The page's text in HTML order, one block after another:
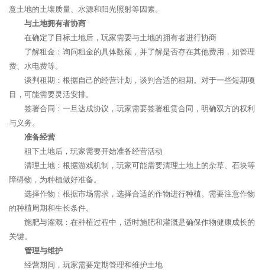
意土地的土壤质量、水源和阳光照射等因素。
与土地拥有者协商
在确定了目标土地后，玩家需要与土地的拥有者进行协商
了解租金：询问租金的具体数额，并了解是否存在其他费用，如管理
费、水电费等。
谈判租期：根据自己的经营计划，谈判合适的租期。对于一些短期项
目，可能需要灵活安排。
签署合同：一旦达成协议，玩家需要签署租赁合同，明确双方的权利
与义务。
准备经营
租下土地后，玩家需要开始准备经营活动
清理土地：根据游戏机制，玩家可能需要清理土地上的杂草、石块等
障碍物，为种植做好准备。
选择作物：根据市场需求，选择合适的作物进行种植。需要注意作物
的种植周期和生长条件。
施肥与灌溉：在种植过程中，适时施肥和灌溉是确保作物健康成长的
关键。
管理与维护
经营期间，玩家需要定期管理和维护土地